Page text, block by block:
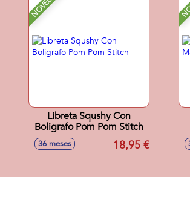
Libreta Squshy Con
Boligrafo Pom Pom Stitch
36 meses 18,95 €